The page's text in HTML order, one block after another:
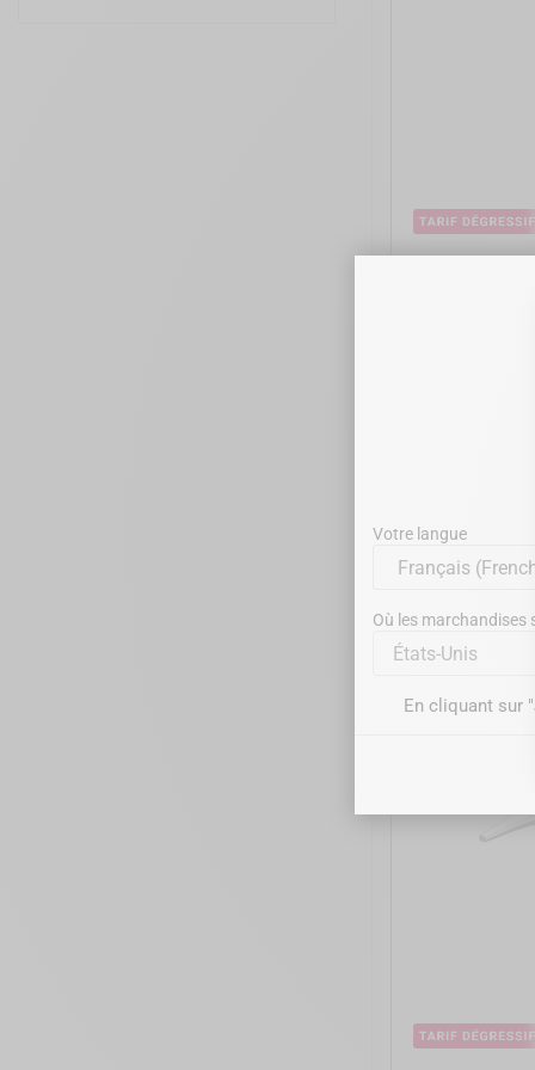
DTE
DTE
Votre langue
Où les marchandises
États-Unis
En cliquant sur